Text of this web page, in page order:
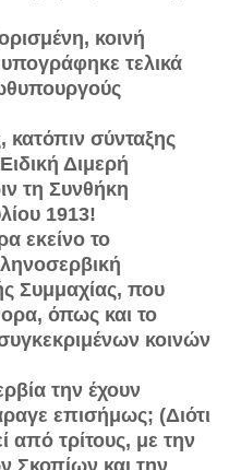
κοινή
τελικά
κατόπιν σύνταξης
Διμερή
τη Συνθήκη
1913!
εκείνο το
Συμμαχίας, που
όπως και το
κοινών
την έχουν
επισήμως; (Διότι
από τρίτους, με την
Σκοπίων και την